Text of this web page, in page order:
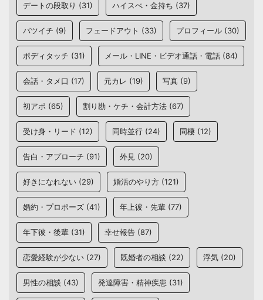
デートの段取り (31) ハイスぺ・金持ち (37)
バツイチ (9) フェードアウト (33) プロフィール (30)
ボディタッチ (31) メール・LINE・ビデオ通話・電話 (84)
会話・タメ口 (17) 元カレ (19) 写真 (9)
初アポ (65) 割り勘・ケチ・会計方法 (67)
受け身・リード (12) 同時並行 (24) 同棲 (12)
告白・アプローチ (91) 外見 (20)
好きになれない (29) 婚活のやり方 (121)
婚約・プロポーズ (41) 年上彼・先輩 (77)
年下彼・後輩 (31) 幸せ報告 (87)
恋愛経験が少ない (27) 既婚者の相談 (22) 浮気 (20)
男性の相談 (43) 発達障害・精神疾患 (31)